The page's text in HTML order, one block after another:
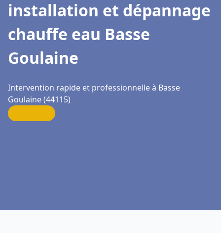
installation et dépannage
chauffe eau Basse
Goulaine
Intervention rapide et professionnelle à Basse
Goulaine (44115)